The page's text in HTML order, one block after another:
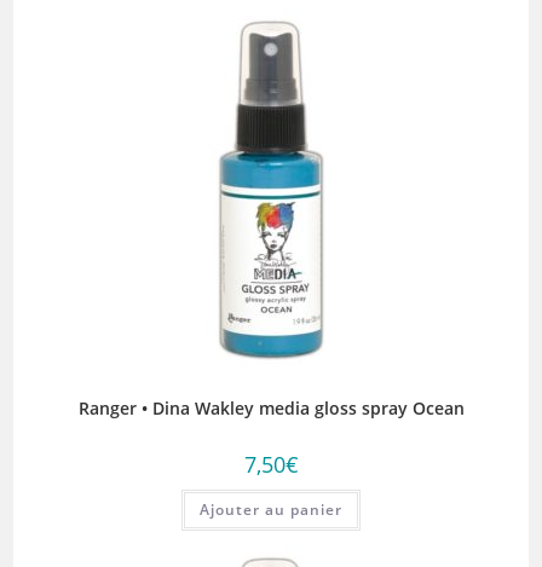
Ranger • Dina Wakley media gloss spray Ocean
7,50€
Ajouter au panier